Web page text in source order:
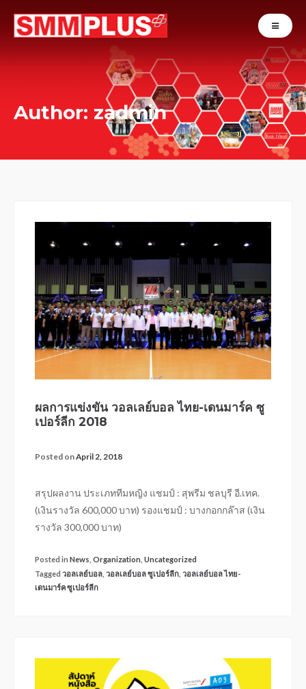
Author: zadmin
ผลการแข่งขัน วอลเลย์บอล ไทย-เดนมาร์ค ซู
เปอร์ลีก 2018
Posted onApril 2, 2018
สรุปผลงาน ประเภททีมหญิง แชมป์ : สุพรีม ชลบุรี อี.เทค.
(เงินรางวัล 600,000 บาท) รองแชมป์ : บางกอกกล๊าส (เงิน
รางวัล 300,000 บาท)
Posted in News Organization Uncategorized
Tagged วอลเลย์บอล วอลเลย์บอล ซูเปอร์ลีก วอลเลย์บอล ไทย-
เดนมาร์ค ซูเปอร์ลีก